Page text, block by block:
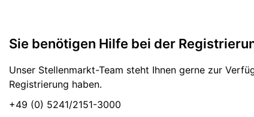
Sie benötigen Hilfe bei der
Unser Stellenmarkt-Team steht Ihnen gerne zur
Registrierung haben.
+49 (0) 5241/2151-3000